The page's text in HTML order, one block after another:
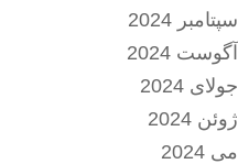
سپتامبر 2024
آگوست 2024
جولای 2024
ژوئن 2024
می 2024